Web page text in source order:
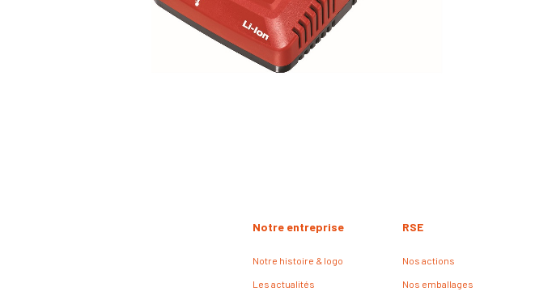
RSE
Nos actions
Nos emballages
Notre entreprise
Notre histoire & logo
Les actualités